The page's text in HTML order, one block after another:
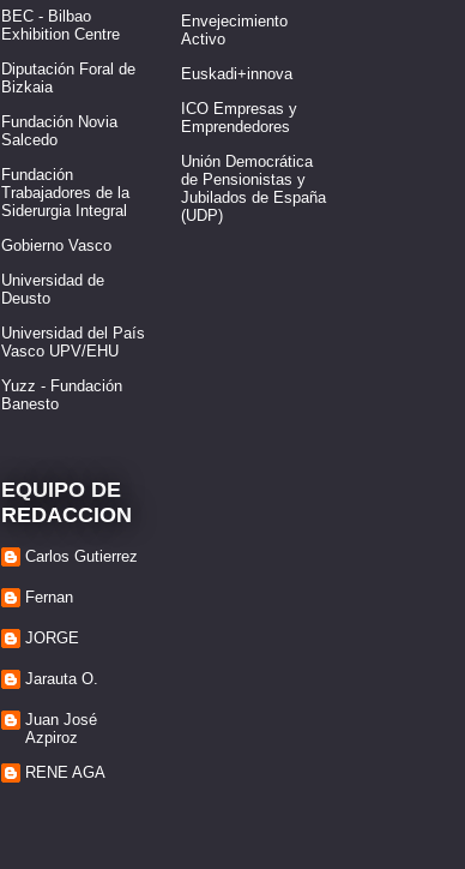
BEC - Bilbao
Exhibition Centre
Diputación Foral de
Bizkaia
Fundación Novia
Salcedo
Fundación
Trabajadores de la
Siderurgia Integral
Gobierno Vasco
Universidad de
Deusto
Universidad del País
Vasco UPV/EHU
Yuzz - Fundación
Banesto
EQUIPO DE
REDACCION
Carlos Gutierrez
Fernan
JORGE
Jarauta O.
Juan José
Azpiroz
RENE AGA
Envejecimiento
Activo
Euskadi+innova
ICO Empresas y
Emprendedores
Unión Democrática
de Pensionistas y
Jubilados de España
(UDP)